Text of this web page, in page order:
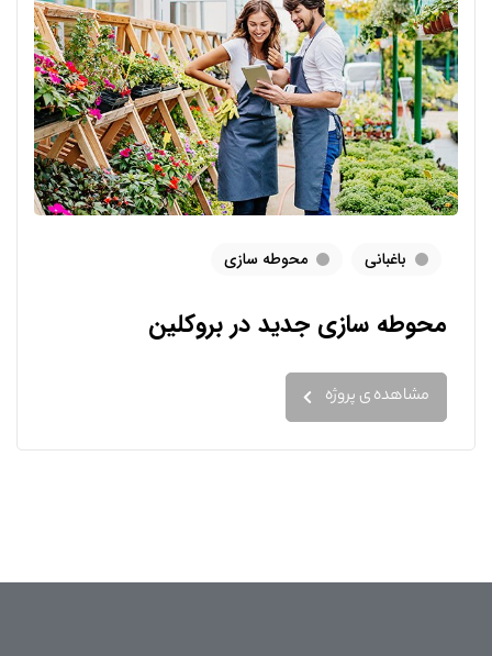
باغبانی محوطه سازی
محوطه سازی جدید در بروکلین
مشاهده ی پروژه